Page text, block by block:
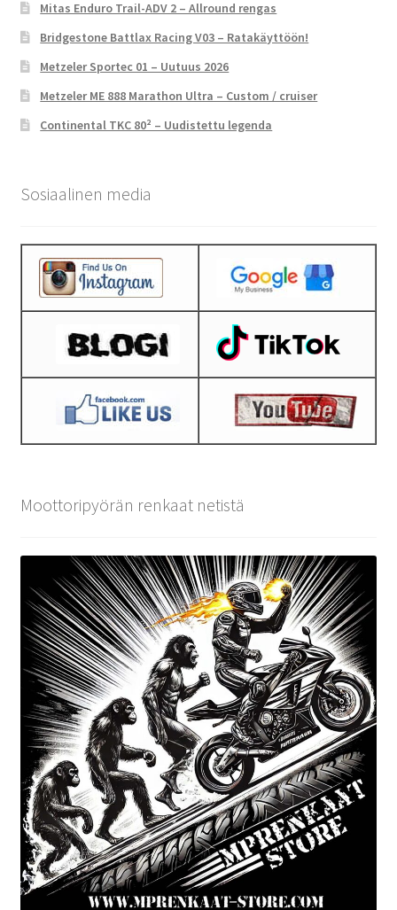
Mitas Enduro Trail-ADV 2 – Allround rengas
Bridgestone Battlax Racing V03 – Ratakäyttöön!
Metzeler Sportec 01 – Uutuus 2026
Metzeler ME 888 Marathon Ultra – Custom / cruiser
Continental TKC 80² – Uudistettu legenda
Sosiaalinen media
Moottoripyörän renkaat netistä